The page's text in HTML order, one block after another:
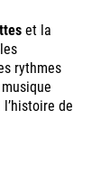
et la
rythmes
de